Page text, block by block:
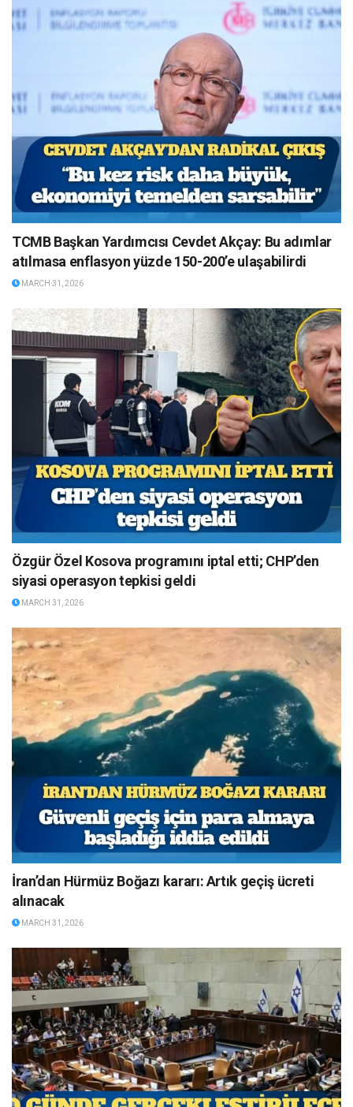
TCMB Başkan Yardımcısı Cevdet Akçay: Bu adımlar
atılmasa enflasyon yüzde 150-200’e ulaşabilirdi
MARCH 31, 2026
Özgür Özel Kosova programını iptal etti; CHP’den
siyasi operasyon tepkisi geldi
MARCH 31, 2026
İran’dan Hürmüz Boğazı kararı: Artık geçiş ücreti
alınacak
MARCH 31, 2026